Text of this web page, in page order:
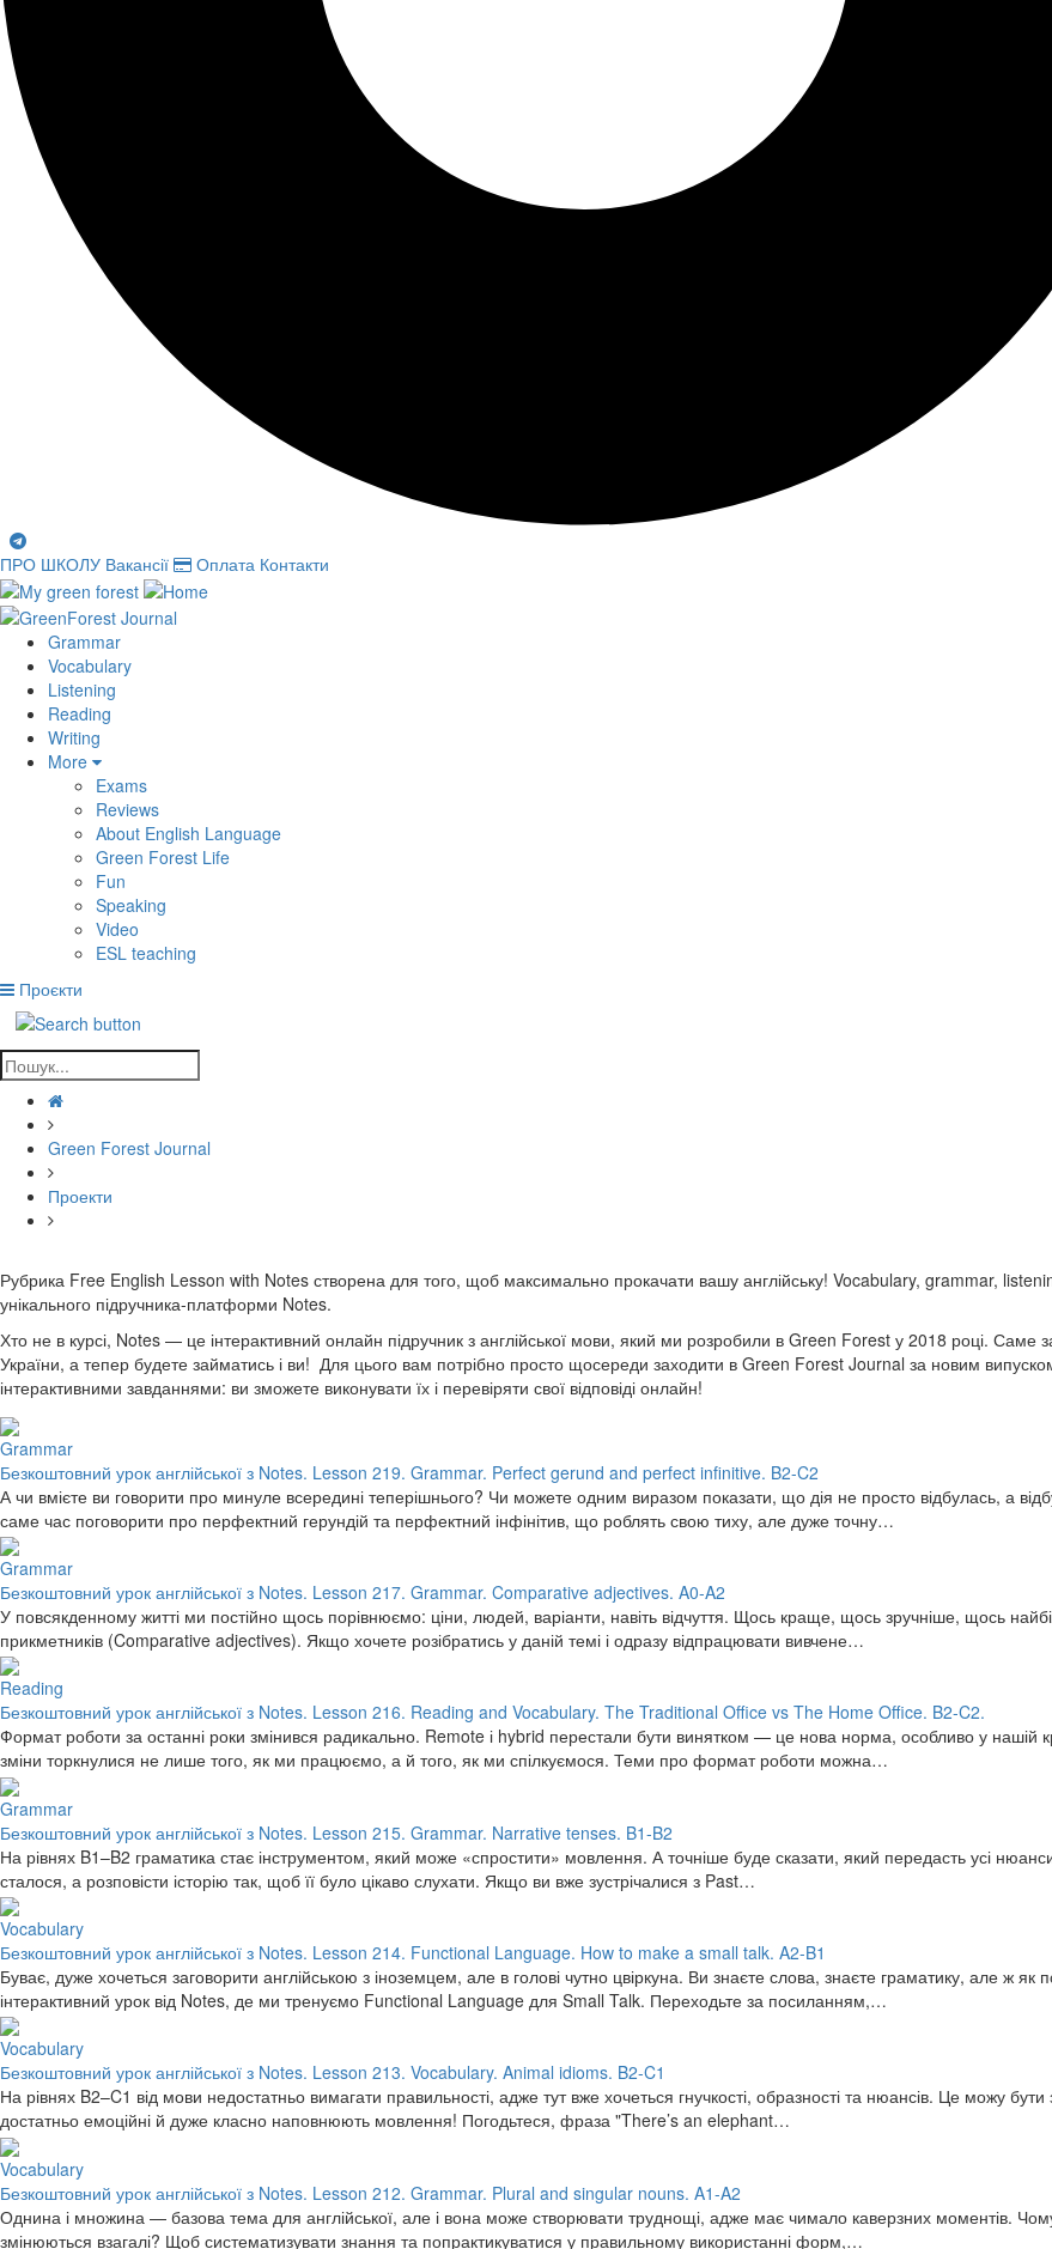
ПРО ШКОЛУ Вакансії Оплата Контакти
Grammar
Vocabulary
Listening
Reading
Writing
More
Exams
Reviews
About English Language
Green Forest Life
Fun
Speaking
Video
ESL teaching
Проєкти
Green Forest Journal
Проекти
Рубрика Free English Lesson with Notes створена для того, щоб максимально прокачати вашу англійську! Vocabulary, grammar,
унікального підручника-платформи Notes.
Хто не в курсі, Notes — це інтерактивний онлайн підручник з англійської мови, який ми розробили в Green Forest у 2018 році. Саме
України, а тепер будете займатись і ви! Для цього вам потрібно просто щосереди заходити в Green Forest Journal за новим
інтерактивними завданнями: ви зможете виконувати їх і перевіряти свої відповіді онлайн!
Grammar
Безкоштовний урок англійської з Notes. Lesson 219. Grammar. Perfect gerund and perfect infinitive. B2-C2
А чи вмієте ви говорити про минуле всередині теперішнього? Чи можете одним виразом показати, що дія не просто відбулась, а
саме час поговорити про перфектний герундій та перфектний інфінітив, що роблять свою тиху, але дуже точну…
Grammar
Безкоштовний урок англійської з Notes. Lesson 217. Grammar. Comparative adjectives. A0-A2
У повсякденному житті ми постійно щось порівнюємо: ціни, людей, варіанти, навіть відчуття. Щось краще, щось зручніше, щось
прикметників (Comparative adjectives). Якщо хочете розібратись у даній темі і одразу відпрацювати вивчене…
Reading
Безкоштовний урок англійської з Notes. Lesson 216. Reading and Vocabulary. The Traditional Office vs The Home Office. B2-C2.
Формат роботи за останні роки змінився радикально. Remote і hybrid перестали бути винятком — це нова норма, особливо у нашій
зміни торкнулися не лише того, як ми працюємо, а й того, як ми спілкуємося. Теми про формат роботи можна…
Grammar
Безкоштовний урок англійської з Notes. Lesson 215. Grammar. Narrative tenses. B1-B2
На рівнях B1–B2 граматика стає інструментом, який може «спростити» мовлення. А точніше буде сказати, який передасть усі
сталося, а розповісти історію так, щоб її було цікаво слухати. Якщо ви вже зустрічалися з Past…
Vocabulary
Безкоштовний урок англійської з Notes. Lesson 214. Functional Language. How to make a small talk. A2-B1
Буває, дуже хочеться заговорити англійською з іноземцем, але в голові чутно цвіркуна. Ви знаєте слова, знаєте граматику, але ж
інтерактивний урок від Notes, де ми тренуємо Functional Language для Small Talk. Переходьте за посиланням,…
Vocabulary
Безкоштовний урок англійської з Notes. Lesson 213. Vocabulary. Animal idioms. B2-C1
На рівнях B2–C1 від мови недостатньо вимагати правильності, адже тут вже хочеться гнучкості, образності та нюансів. Це можу
достатньо емоційні й дуже класно наповнюють мовлення! Погодьтеся, фраза "There’s an elephant…
Vocabulary
Безкоштовний урок англійської з Notes. Lesson 212. Grammar. Plural and singular nouns. A1-A2
Однина і множина — базова тема для англійської, але і вона може створювати труднощі, адже має чимало каверзних моментів.
змінюються взагалі? Щоб систематизувати знання та попрактикуватися у правильному використанні форм,…